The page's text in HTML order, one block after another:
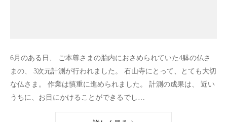
6月のある日、 ご本尊さまの胎内におさめられていた4躰の仏さ
まの、 3次元計測が行われました。 石山寺にとって、とても大切
な仏さま。 作業は慎重に進められました。 計測の成果は、 近い
うちに、お目にかけることができるでし…